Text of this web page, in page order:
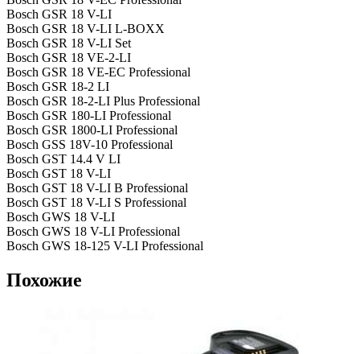
Bosch GSR 18 V-LI
Bosch GSR 18 V-LI L-BOXX
Bosch GSR 18 V-LI Set
Bosch GSR 18 VE-2-LI
Bosch GSR 18 VE-EC Professional
Bosch GSR 18-2 LI
Bosch GSR 18-2-LI Plus Professional
Bosch GSR 180-LI Professional
Bosch GSR 1800-LI Professional
Bosch GSS 18V-10 Professional
Bosch GST 14.4 V LI
Bosch GST 18 V-LI
Bosch GST 18 V-LI B Professional
Bosch GST 18 V-LI S Professional
Bosch GWS 18 V-LI
Bosch GWS 18 V-LI Professional
Bosch GWS 18-125 V-LI Professional
Похожие